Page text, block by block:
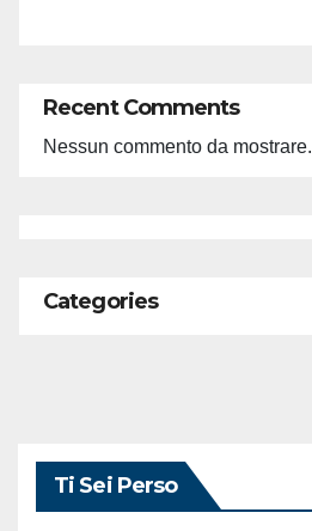
Recent Comments
Nessun commento da mostrare.
Categories
Ti Sei Perso